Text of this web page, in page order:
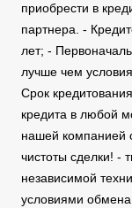
приобрести в
партнера. -
лет; -
лучше чем
Срок
кредита в любой
нашей компанией
чистоты сделки! -
независимой
условиями